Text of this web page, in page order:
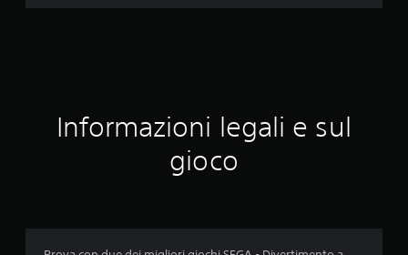
i
e
Informazioni legali e sul
gioco